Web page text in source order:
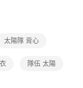
面顯示為準，若有關於
聯繫「AFTEE先享後付
support/home
享後付」服務完成之交
太陽隊 背心
隊伍 太陽